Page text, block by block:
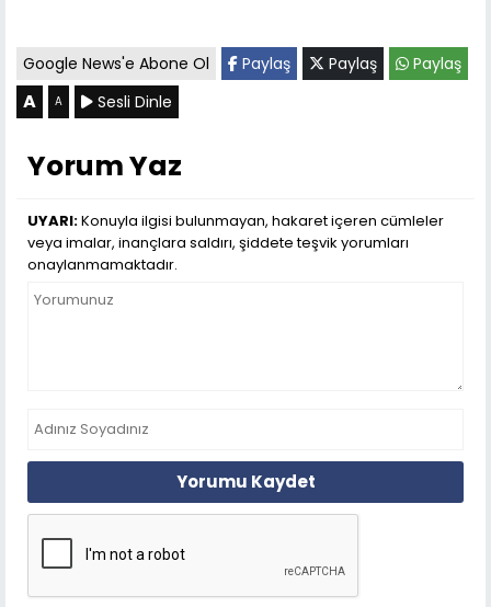
Google News'e Abone Ol Paylaş Paylaş Paylaş
A A Sesli Dinle
Yorum Yaz
UYARI:Konuyla ilgisi bulunmayan, hakaret içeren cümleler
veya imalar, inançlara saldırı, şiddete teşvik yorumları
onaylanmamaktadır.
Yorumu Kaydet